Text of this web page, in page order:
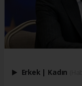
Erkek | Kadın